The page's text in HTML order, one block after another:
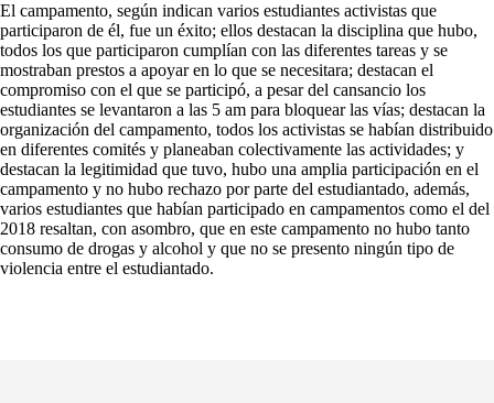
El campamento, según indican varios estudiantes activistas que
participaron de él, fue un éxito; ellos destacan la disciplina que hubo,
todos los que participaron cumplían con las diferentes tareas y se
mostraban prestos a apoyar en lo que se necesitara; destacan el
compromiso con el que se participó, a pesar del cansancio los
estudiantes se levantaron a las 5 am para bloquear las vías; destacan la
organización del campamento, todos los activistas se habían distribuido
en diferentes comités y planeaban colectivamente las actividades; y
destacan la legitimidad que tuvo, hubo una amplia participación en el
campamento y no hubo rechazo por parte del estudiantado, además,
varios estudiantes que habían participado en campamentos como el del
2018 resaltan, con asombro, que en este campamento no hubo tanto
consumo de drogas y alcohol y que no se presento ningún tipo de
violencia entre el estudiantado.